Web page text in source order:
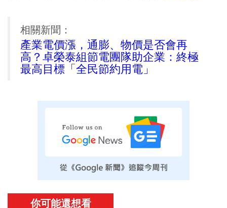
相關新聞：
產業電價漲，通膨、物價是否會再
高？卓榮泰組節電團隊助企業：終極
最高目標「全民節約用電」